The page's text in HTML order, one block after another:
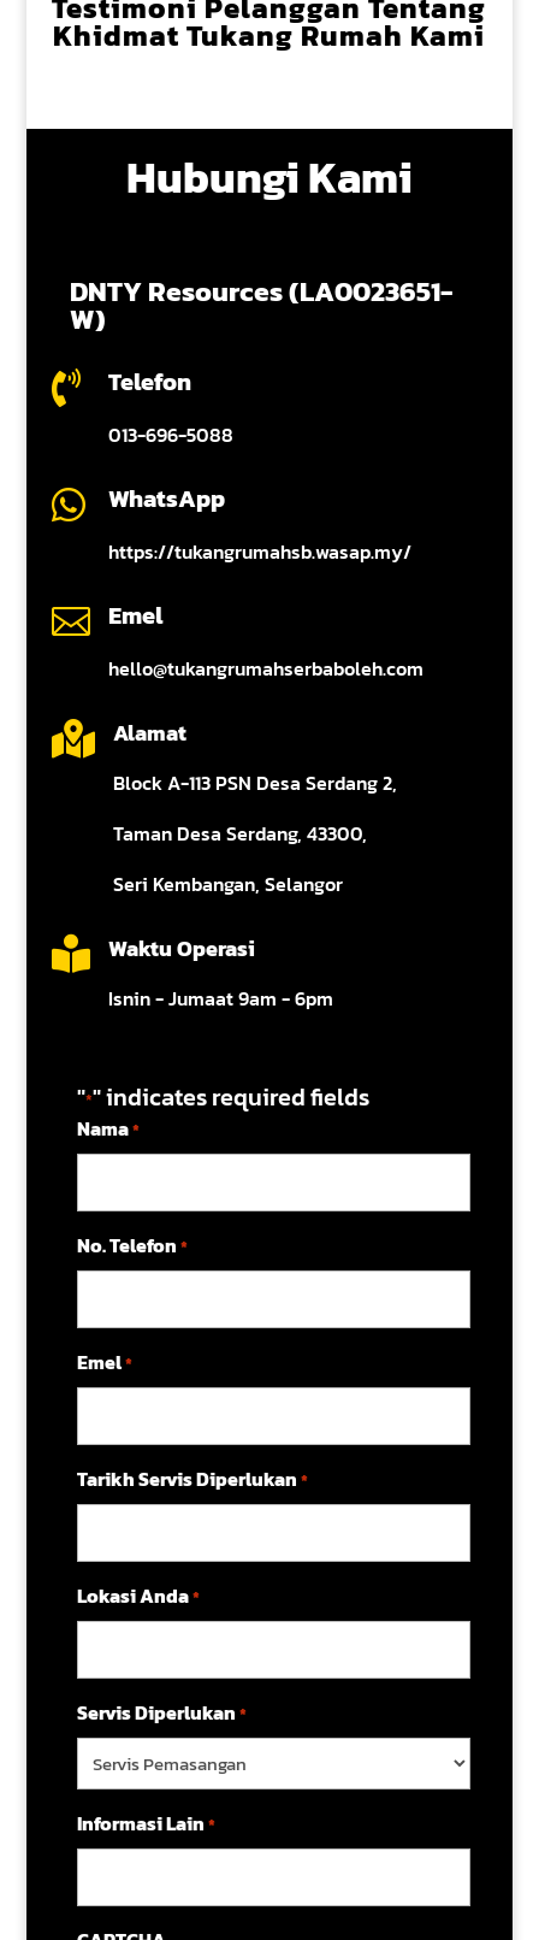
Khidmat Tukang Rumah Kami
Hubungi Kami
DNTY Resources (LA0023651-
W)
 Telefon
013-696-5088
 WhatsApp
https://tukangrumahsb.wasap.my/
 Emel
hello@tukangrumahserbaboleh.com
 Alamat
Block A-113 PSN Desa Serdang 2,
Taman Desa Serdang, 43300,
Seri Kembangan, Selangor
 Waktu Operasi
Isnin - Jumaat 9am - 6pm
"*" indicates required fields
Nama*
No. Telefon *
Emel*
Tarikh Servis Diperlukan *
Lokasi Anda*
Servis Diperlukan *
Informasi Lain *